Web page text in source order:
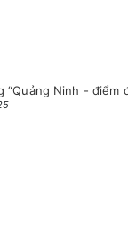
“Quảng Ninh - điểm